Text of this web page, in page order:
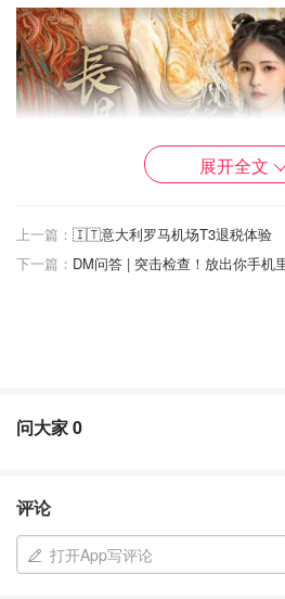
內容：
黎蘇蘇的任務是先取出澹臺燼體中
於墨河之下與葉夕霧等人進入萬年
境中。葉夕霧（黎蘇蘇）在「般若
族公主「桑酒」，並與化身為萬年
神的「冥夜」（澹臺燼）相愛相殺
展开全文
上一篇： 🇮🇹意大利罗马机场T3退税体验
下一篇： DM问答 | 突击检查！放出你手机
问大家0
评论
打开App写评论